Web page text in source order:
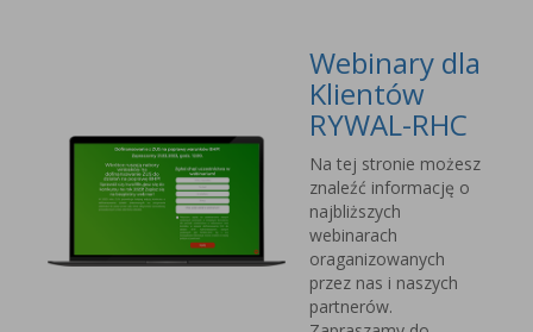
Webinary dla
Klientów
RYWAL-RHC
Na tej stronie możesz
znaleźć informację o
najbliższych
webinarach
oraganizowanych
przez nas i naszych
partnerów.